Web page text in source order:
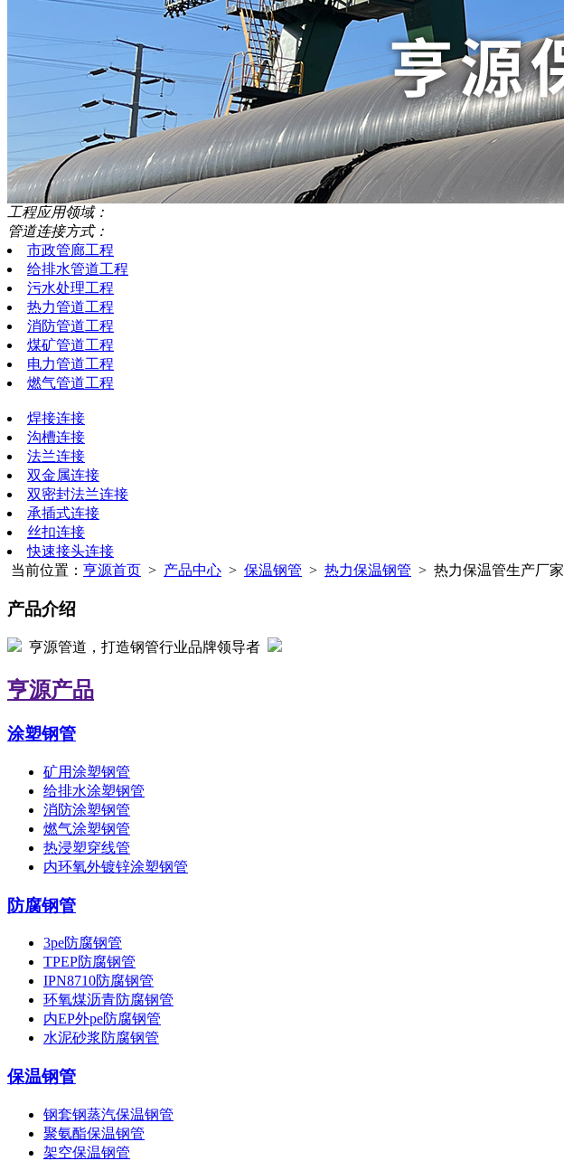
工程应用领域：
管道连接方式：
市政管廊工程
给排水管道工程
污水处理工程
热力管道工程
消防管道工程
煤矿管道工程
电力管道工程
燃气管道工程
焊接连接
沟槽连接
法兰连接
双金属连接
双密封法兰连接
承插式连接
丝扣连接
快速接头连接
当前位置： 亨源首页 > 产品中心 > 保温钢管 > 热力保温钢管 > 热力保温管生产厂家
产品介绍
亨源管道，打造钢管行业品牌领导者
亨源产品
涂塑钢管
矿用涂塑钢管
给排水涂塑钢管
消防涂塑钢管
燃气涂塑钢管
热浸塑穿线管
内环氧外镀锌涂塑钢管
防腐钢管
3pe防腐钢管
TPEP防腐钢管
IPN8710防腐钢管
环氧煤沥青防腐钢管
内EP外pe防腐钢管
水泥砂浆防腐钢管
保温钢管
钢套钢蒸汽保温钢管
聚氨酯保温钢管
架空保温钢管